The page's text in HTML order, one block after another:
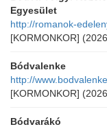
Egyesület
http://romanok-
[KORMONKOR]
Bódvalenke
http://
[KORMONKOR]
Bódvarákó